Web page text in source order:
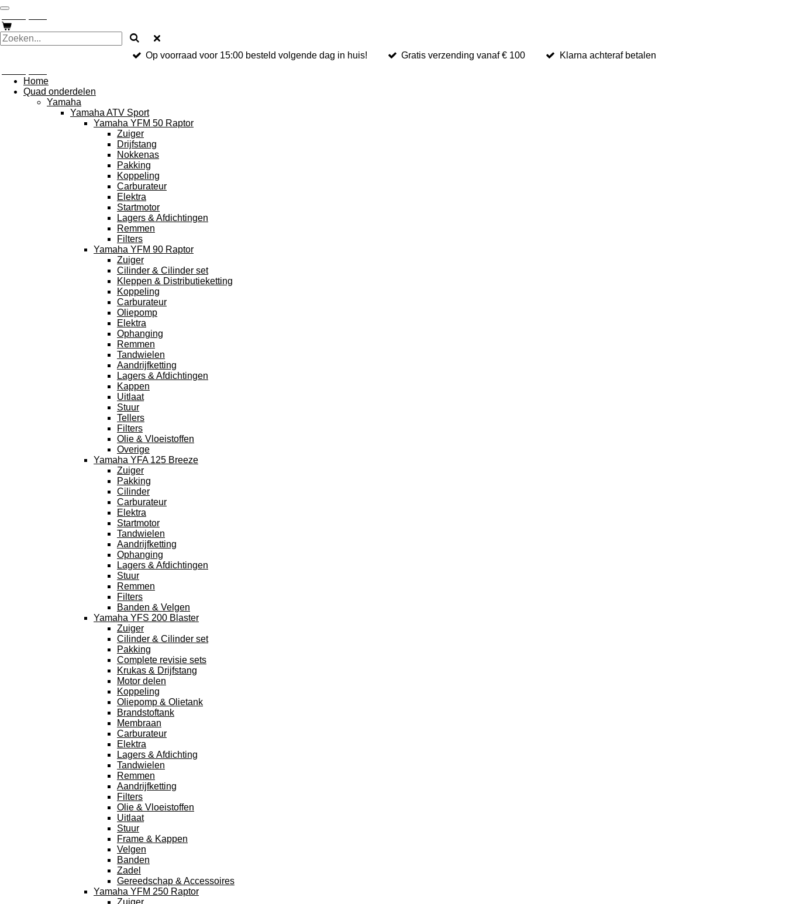
Ga
direct
naar
de
Op voorraad voor 15:00 besteld volgende dag in huis! Gratis verzending vanaf € 100 Klarna achteraf betalen
Home
Quad onderdelen
Yamaha
Yamaha ATV Sport
Yamaha YFM 50 Raptor
Zuiger
Drijfstang
Nokkenas
Pakking
Koppeling
Carburateur
Elektra
Startmotor
Lagers & Afdichtingen
Remmen
Filters
Yamaha YFM 90 Raptor
Zuiger
Cilinder & Cilinder set
Kleppen & Distributieketting
Koppeling
Carburateur
Oliepomp
Elektra
Ophanging
Remmen
Tandwielen
Aandrijfketting
Lagers & Afdichtingen
Kappen
Uitlaat
Stuur
Tellers
Filters
Olie & Vloeistoffen
Overige
Yamaha YFA 125 Breeze
Zuiger
Pakking
Cilinder
Carburateur
Elektra
Startmotor
Tandwielen
Aandrijfketting
Ophanging
Lagers & Afdichtingen
Stuur
Remmen
Filters
Banden & Velgen
Yamaha YFS 200 Blaster
Zuiger
Cilinder & Cilinder set
Pakking
Complete revisie sets
Krukas & Drijfstang
Motor delen
Koppeling
Oliepomp & Olietank
Brandstoftank
Membraan
Carburateur
Elektra
Lagers & Afdichting
Tandwielen
Remmen
Aandrijfketting
Filters
Olie & Vloeistoffen
Uitlaat
Stuur
Frame & Kappen
Velgen
Banden
Zadel
Gereedschap & Accessoires
Yamaha YFM 250 Raptor
Zuiger